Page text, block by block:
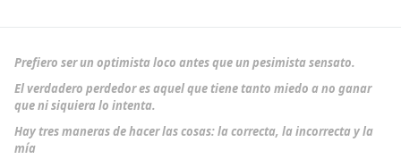
Prefiero ser un optimista loco antes que un pesimista sensato.
El verdadero perdedor es aquel que tiene tanto miedo a no ganar
que ni siquiera lo intenta.
Hay tres maneras de hacer las cosas: la correcta, la incorrecta y la
mía